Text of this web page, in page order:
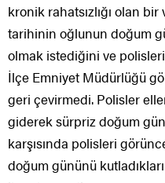
kronik rahatsızlığı olan
tarihinin oğlunun doğum
olmak istediğini ve
İlçe Emniyet Müdürlüğü
geri çevirmedi. Polisler
giderek sürpriz doğum
karşısında polisleri
doğum gününü